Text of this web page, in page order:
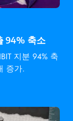
94% 축소
지분 94% 축
증가.